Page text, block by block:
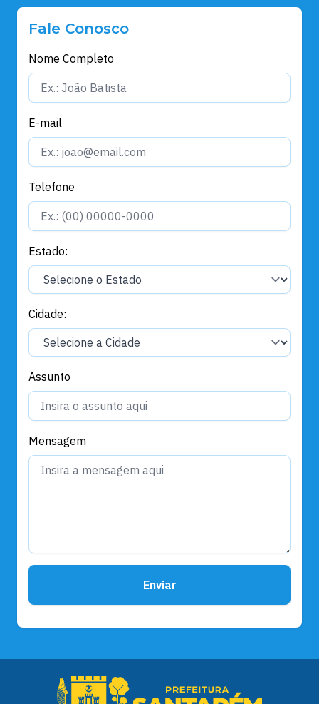
Fale Conosco
Nome Completo
E-mail
Telefone
Estado:
Cidade:
Assunto
Mensagem
Enviar